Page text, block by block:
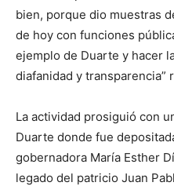
bien, porque dio muestras
de hoy con funciones
ejemplo de Duarte y hacer
diafanidad y transparencia”
La actividad prosiguió con
Duarte donde fue
gobernadora María Esther
legado del patricio Juan